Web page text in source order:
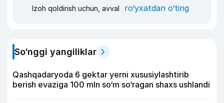
Izoh qoldirish uchun, avval ro‘yxatdan o‘ting
So‘nggi yangiliklar
Qashqadaryoda 6 gektar yerni xususiylashtirib
berish evaziga 100 mln so‘m so‘ragan shaxs ushlandi